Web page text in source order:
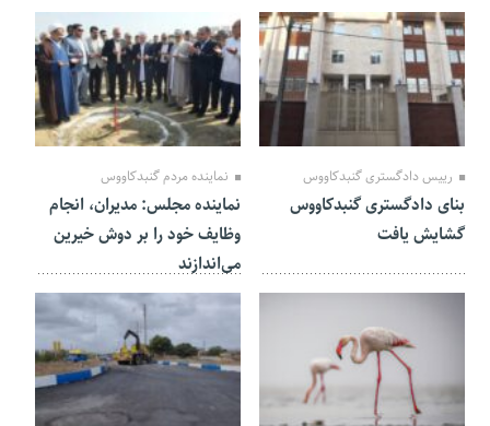
رییس دادگستری گنبدکاووس
بنای دادگستری گنبدکاووس
گشایش یافت
23 مهر 1403
نماینده مردم گنبدکاووس
نماینده مجلس: مدیران، انجام
وظایف خود را بر دوش خیرین
می‌اندازند
23 شهریور 1403